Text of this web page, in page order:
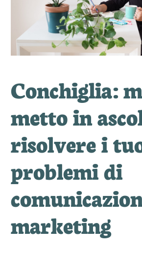
Conchiglia:
metto in
risolvere i
problemi di
marketing